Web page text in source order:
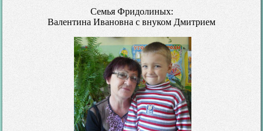
Семья Фридолиных:
Валентина Ивановна с внуком Дмитрием